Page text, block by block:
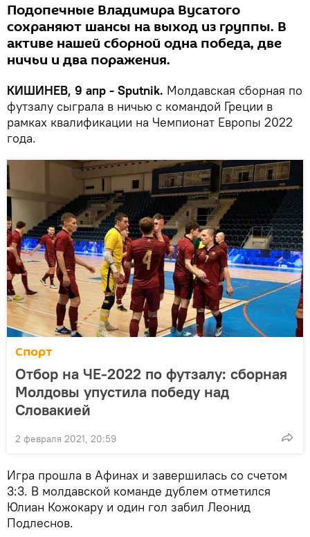
Подопечные Владимира Вусатого
сохраняют шансы на выход из группы. В
активе нашей сборной одна победа, две
ничьи и два поражения.
КИШИНЕВ, 9 апр - Sputnik. Молдавская сборная по
футзалу сыграла в ничью с командой Греции в
рамках квалификации на Чемпионат Европы 2022
года.
Спорт
Отбор на ЧЕ-2022 по футзалу: сборная
Молдовы упустила победу над
Словакией
2 февраля 2021, 20:59
Игра прошла в Афинах и завершилась со счетом
3:3. В молдавской команде дублем отметился
Юлиан Кожокару и один гол забил Леонид
Подлеснов.